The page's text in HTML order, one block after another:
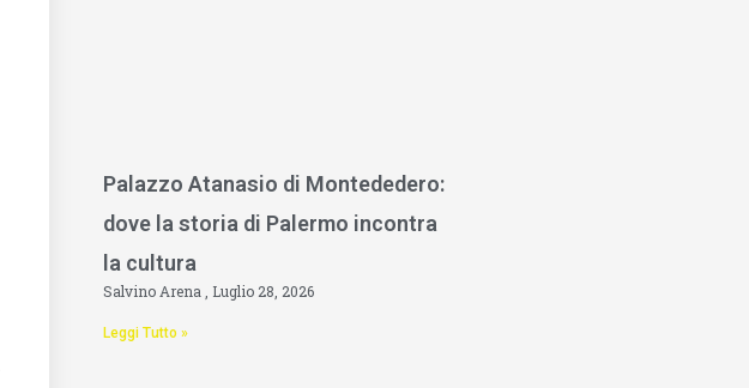
Palazzo Atanasio di Montededero:
dove la storia di Palermo incontra
la cultura
Salvino Arena Luglio 28, 2026
Leggi Tutto »